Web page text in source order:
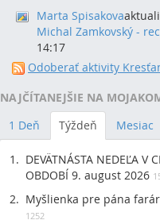
Marta Spisakova
Michal Zamkovský -
14:17
Odoberať aktivity
NAJČÍTANEJŠIE NA
1 Deň
Týždeň Mesiac
DEVÄTNÁSTA NEDEĽA V
OBDOBÍ 9. august 2026
Myšlienka pre pána
1252